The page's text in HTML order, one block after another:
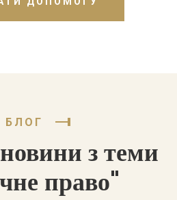
БЛОГ
з теми
право"